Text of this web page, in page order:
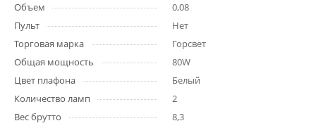
Объем
0,08
Пульт
Нет
Торговая марка
Горсвет
Общая мощность
80W
Цвет плафона
Белый
Количество ламп
2
Вес брутто
8,3